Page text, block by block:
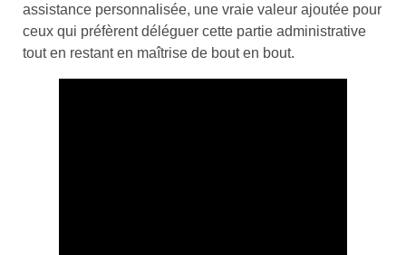
assistance personnalisée, une vraie valeur ajoutée pour
ceux qui préfèrent déléguer cette partie administrative
tout en restant en maîtrise de bout en bout.